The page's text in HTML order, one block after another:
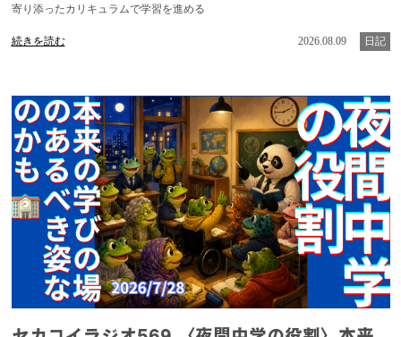
寄り添ったカリキュラムで学習を進める
続きを読む 2026.08.09 日記